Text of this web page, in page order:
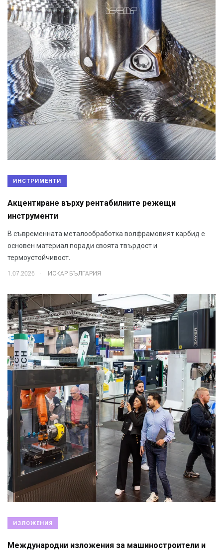
ИНСТРИМЕНТИ
Акцентиране върху рентабилните режещи
инструменти
В съвременната металообработка волфрамовият карбид е
основен материал поради своята твърдост и
термоустойчивост.
1.07.2026 . ИСКАР БЪЛГАРИЯ
ИЗЛОЖЕНИЯ
Международни изложения за машиностроители и